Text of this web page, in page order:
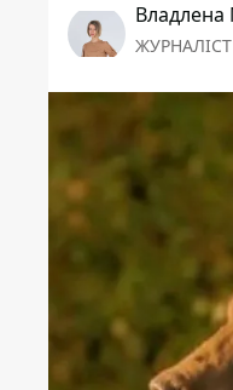
Владлена
ЖУРНАЛІСТ